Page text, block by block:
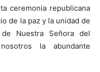
ceremonia republicana
de la paz y la unidad de
Nuestra Señora del
la abundante